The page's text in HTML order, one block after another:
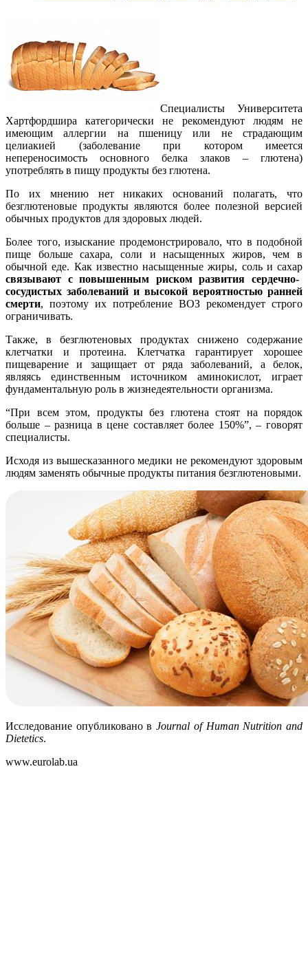
Специалисты Университета
Хартфордшира категорически не рекомендуют людям не
имеющим аллергии на пшеницу или не страдающим
целиакией (заболевание при котором имеется
непереносимость основного белка злаков – глютена)
употреблять в пищу продукты без глютена.
По их мнению нет никаких оснований полагать, что
безглютеновые продукты являются более полезной версией
обычных продуктов для здоровых людей.
Более того, изыскание продемонстрировало, что в подобной
пище больше сахара, соли и насыщенных жиров, чем в
обычной еде. Как известно насыщенные жиры, соль и сахар
связывают с повышенным риском развития сердечно-
сосудистых заболеваний и высокой вероятностью ранней
смерти, поэтому их потребление ВОЗ рекомендует строго
ограничивать.
Также, в безглютеновых продуктах снижено содержание
клетчатки и протеина. Клетчатка гарантирует хорошее
пищеварение и защищает от ряда заболеваний, а белок,
являясь единственным источником аминокислот, играет
фундаментальную роль в жизнедеятельности организма.
“При всем этом, продукты без глютена стоят на порядок
больше – разница в цене составляет более 150%”, – говорят
специалисты.
Исходя из вышесказанного медики не рекомендуют здоровым
людям заменять обычные продукты питания безглютеновыми.
Исследование опубликовано вJournal of Human Nutrition and
Dietetics.
www.eurolab.ua